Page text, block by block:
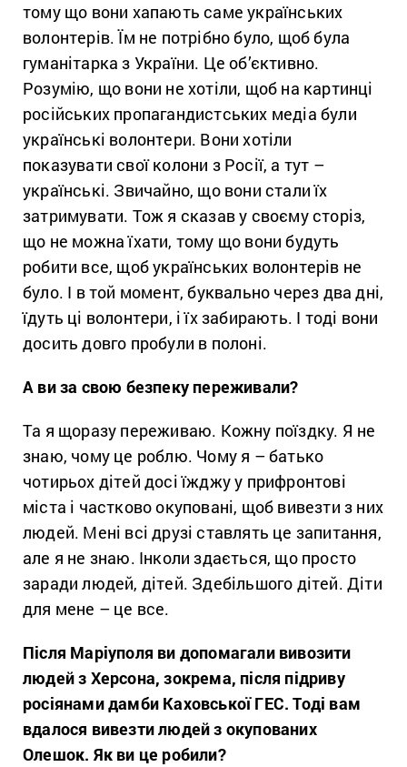
тому що вони хапають саме українських
волонтерів. Їм не потрібно було, щоб була
гуманітарка з України. Це об’єктивно.
Розумію, що вони не хотіли, щоб на картинці
російських пропагандистських медіа були
українські волонтери. Вони хотіли
показувати свої колони з Росії, а тут –
українські. Звичайно, що вони стали їх
затримувати. Тож я сказав у своєму сторіз,
що не можна їхати, тому що вони будуть
робити все, щоб українських волонтерів не
було. І в той момент, буквально через два дні,
їдуть ці волонтери, і їх забирають. І тоді вони
досить довго пробули в полоні.
А ви за свою безпеку переживали?
Та я щоразу переживаю. Кожну поїздку. Я не
знаю, чому це роблю. Чому я – батько
чотирьох дітей досі їжджу у прифронтові
міста і частково окуповані, щоб вивезти з них
людей. Мені всі друзі ставлять це запитання,
але я не знаю. Інколи здається, що просто
заради людей, дітей. Здебільшого дітей. Діти
для мене – це все.
Після Маріуполя ви допомагали вивозити
людей з Херсона, зокрема, після підриву
росіянами дамби Каховської ГЕС. Тоді вам
вдалося вивезти людей з окупованих
Олешок. Як ви це робили?